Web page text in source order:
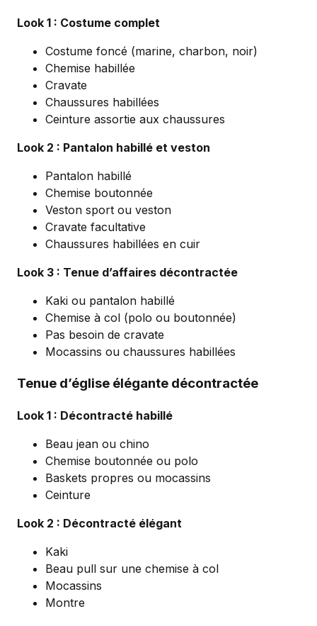
Look 1 : Costume complet
Costume foncé (marine, charbon, noir)
Chemise habillée
Cravate
Chaussures habillées
Ceinture assortie aux chaussures
Look 2 : Pantalon habillé et veston
Pantalon habillé
Chemise boutonnée
Veston sport ou veston
Cravate facultative
Chaussures habillées en cuir
Look 3 : Tenue d’affaires décontractée
Kaki ou pantalon habillé
Chemise à col (polo ou boutonnée)
Pas besoin de cravate
Mocassins ou chaussures habillées
Tenue d’église élégante décontractée
Look 1 : Décontracté habillé
Beau jean ou chino
Chemise boutonnée ou polo
Baskets propres ou mocassins
Ceinture
Look 2 : Décontracté élégant
Kaki
Beau pull sur une chemise à col
Mocassins
Montre